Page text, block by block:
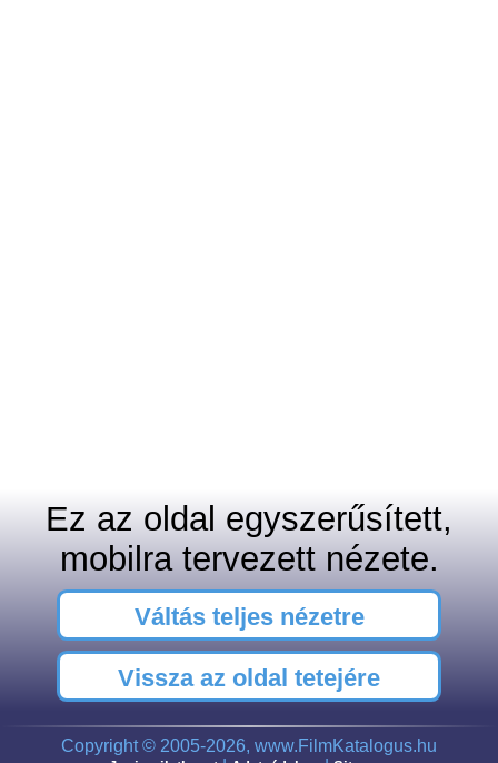
Ez az oldal egyszerűsített,
mobilra tervezett nézete.
Váltás teljes nézetre
Vissza az oldal tetejére
Copyright © 2005-2026, www.FilmKatalogus.hu